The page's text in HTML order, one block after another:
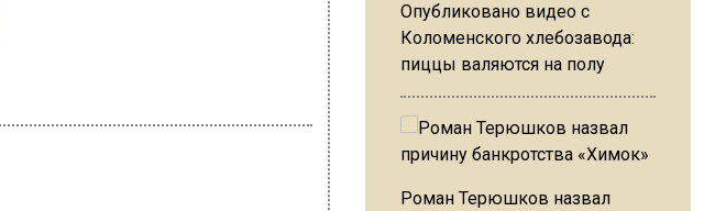
Опубликовано видео с
Коломенского хлебозавода:
пиццы валяются на полу
Роман Терюшков назвал